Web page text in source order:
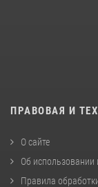
ПРАВОВАЯ И
О сайте
Об
Правила